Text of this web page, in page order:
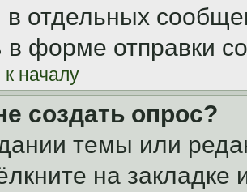
в отдельных
в форме отправки
началу
создать опрос?
темы или
на